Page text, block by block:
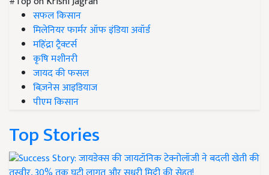
सफल किसान
मिलेनियर फार्मर ऑफ इंडिया अवॉर्ड
महिंद्रा ट्रैक्टर्स
कृषि मशीनरी
जायद की फसल
बिज़नेस आइडियाज
पीएम किसान
Top Stories